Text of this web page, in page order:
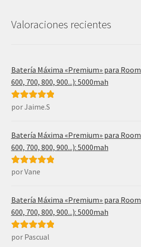
31,99€.17,49€.
Valoraciones recientes
Batería Máxima «Premium» para
600, 700, 800, 900...): 5000mah
Valorado con
por Jaime.S
Batería Máxima «Premium» para
600, 700, 800, 900...): 5000mah
Valorado con
por Vane
Batería Máxima «Premium» para
600, 700, 800, 900...): 5000mah
Valorado con
por Pascual